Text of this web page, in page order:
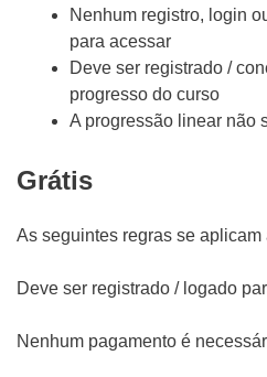
Nenhum registro, login
para acessar
Deve ser registrado /
progresso do curso
A progressão linear não
Grátis
As seguintes regras se
Deve ser registrado / logado
Nenhum pagamento é